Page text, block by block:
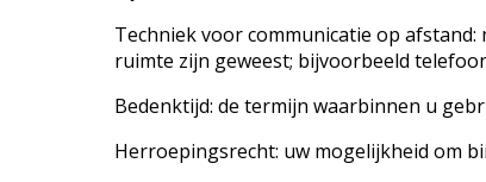
Techniek voor communicatie op
ruimte zijn geweest; bijvoorbeeld
Bedenktijd: de termijn waarbinnen u
Herroepingsrecht: uw mogelijkheid om